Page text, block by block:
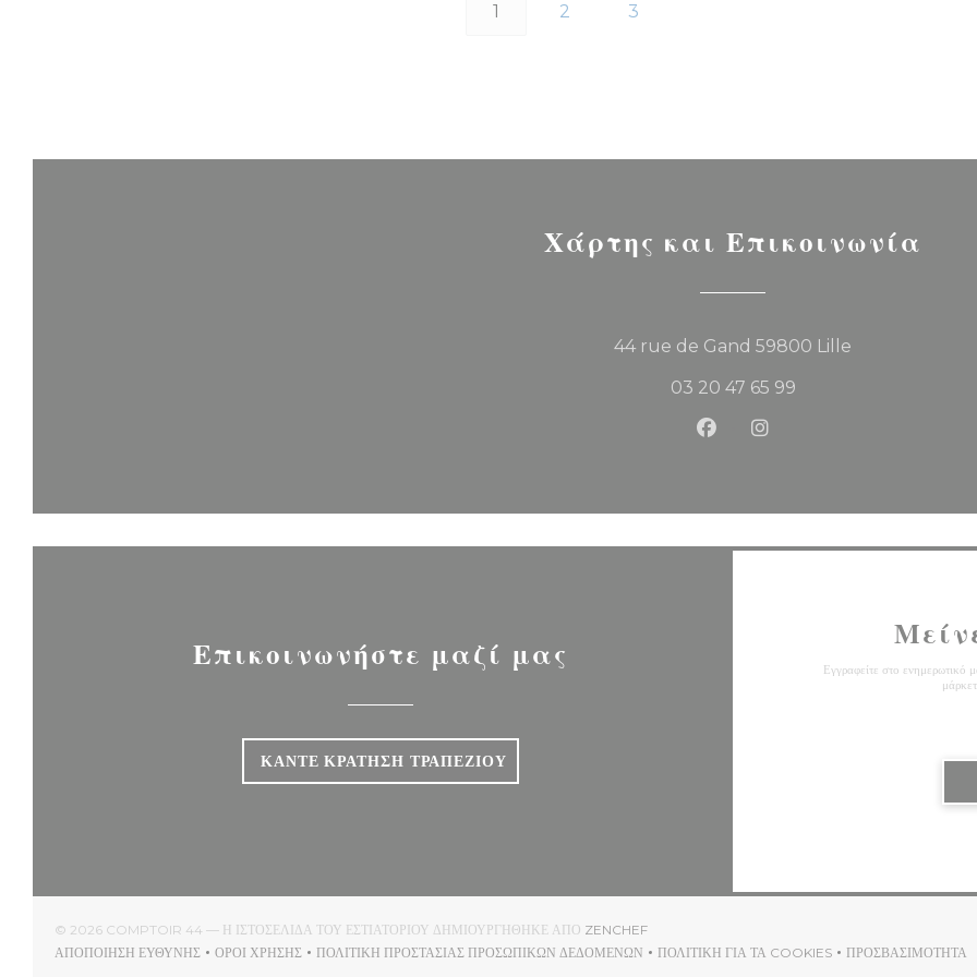
1 2 3
Χάρτης και Επικοινωνία
44 rue de Gand 59800 Lille
03 20 47 65 99
Facebook ((ανοίγει σε νέο
Instagram ((ανοίγει σε
Επικοινωνήστε μαζί μας
ΚΆΝΤΕ ΚΡΆΤΗΣΗ ΤΡΑΠΕΖΙΟΎ
Εγγραφείτε στο ενημερωτικό
© 2026 COMPTOIR 44 — Η ΙΣΤΟΣΕΛΊΔΑ ΤΟΥ ΕΣΤΙΑΤΟΡΊΟΥ ΔΗΜΙΟΥΡΓΉΘΗΚΕ ΑΠΌ ZENCHEF((ΑΝΟΊΓΕΙ ΣΕ ΝΈΟ ΠΑΡΆΘΥΡΟ))
ΑΠΟΠΟΊΗΣΗ ΕΥΘΎΝΗΣ
((ΑΝΟΊΓΕΙ ΣΕ ΝΈΟ ΠΑΡΆΘΥΡΟ))
ΌΡΟΙ ΧΡΉΣΗΣ
((ΑΝΟΊΓΕΙ ΣΕ ΝΈΟ ΠΑΡΆΘΥΡΟ))
ΠΟΛΙΤΙΚΉ ΠΡΟΣΤΑΣΊΑΣ ΠΡΟΣΩΠΙΚΏΝ ΔΕΔΟΜΈΝΩΝ
((ΑΝΟΊΓΕΙ ΣΕ ΝΈΟ ΠΑΡΆΘΥΡΟ))
ΠΟΛΙΤΙΚΉ ΓΙΑ ΤΑ COOKIES
((ΑΝΟΊΓΕΙ ΣΕ ΝΈΟ ΠΑΡΆΘΥΡΟ))
ΠΡΟΣΒΑΣΙΜΌΤΗΤΑ
((ΑΝΟΊΓΕΙ